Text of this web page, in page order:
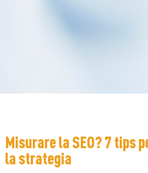
Misurare la SEO? 7 tips
la strategia